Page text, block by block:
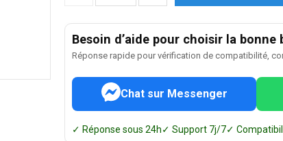
Besoin d’aide pour choisir la bonne
Réponse rapide pour vérification de compatibilité,
Chat sur Messenger
✓ Réponse sous 24h✓ Support 7j/7✓